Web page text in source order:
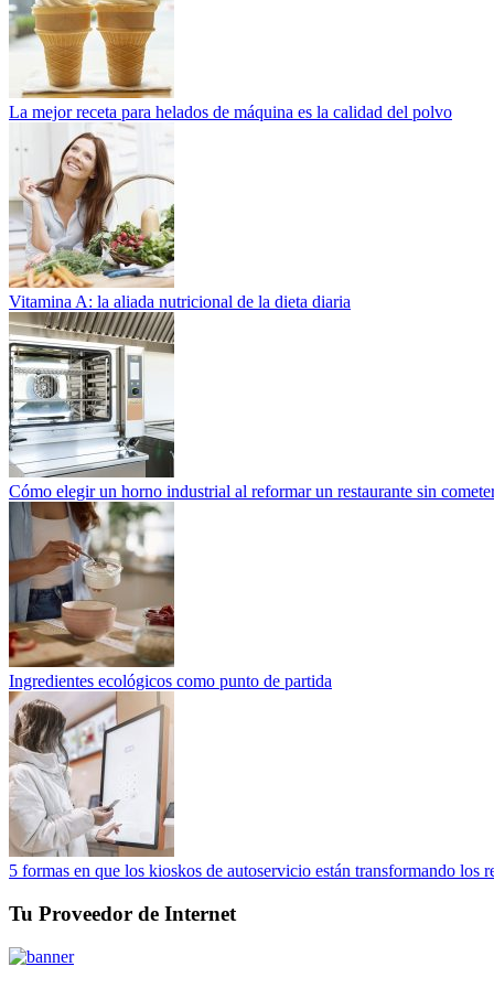
La mejor receta para helados de máquina es la calidad del polvo
Vitamina A: la aliada nutricional de la dieta diaria
Cómo elegir un horno industrial al reformar un restaurante sin
Ingredientes ecológicos como punto de partida
5 formas en que los kioskos de autoservicio están transformando los
Tu Proveedor de Internet